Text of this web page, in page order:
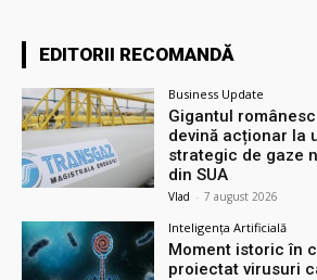
EDITORII RECOMANDĂ
Business Update
Gigantul
devină acționar la
strategic de gaze
din SUA
Vlad - 7 august 2026
Inteligența Artificială
Moment istoric în
proiectat virusuri